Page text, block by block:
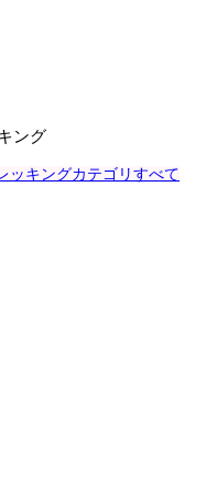
ング
ッキングカテゴリすべて